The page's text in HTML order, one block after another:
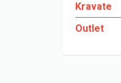
Kravate
Outlet